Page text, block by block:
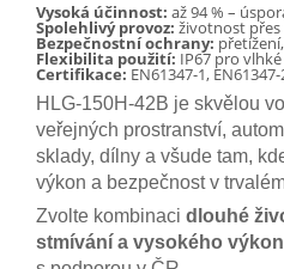
Vysoká účinnost: až 94 % –
Spolehlivý provoz: životnost přes
Bezpečnostní ochrany:
Flexibilita použití: IP67 pro
Certifikace: EN61347-1,
HLG-150H-42B je skvělou
veřejných prostranství,
sklady, dílny a všude tam,
výkon a bezpečnost v
Zvolte kombinaci dlouhé
stmívání a vysokého